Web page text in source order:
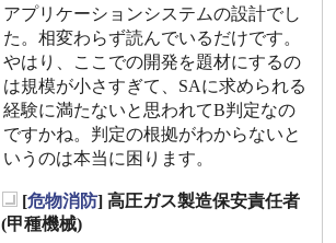
アプリケーションシステムの設計でし
た。相変わらず読んでいるだけです。
やはり、ここでの開発を題材にするの
は規模が小さすぎて、SAに求められる
経験に満たないと思われてB判定なの
ですかね。判定の根拠がわからないと
いうのは本当に困ります。
[危物消防] 高圧ガス製造保安責任者
(甲種機械)